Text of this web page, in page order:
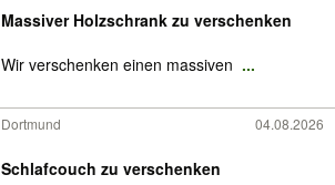
Massiver Holzschrank zu verschenken
Wir verschenken einen massiven ...
Dortmund 04.08.2026
Schlafcouch zu verschenken